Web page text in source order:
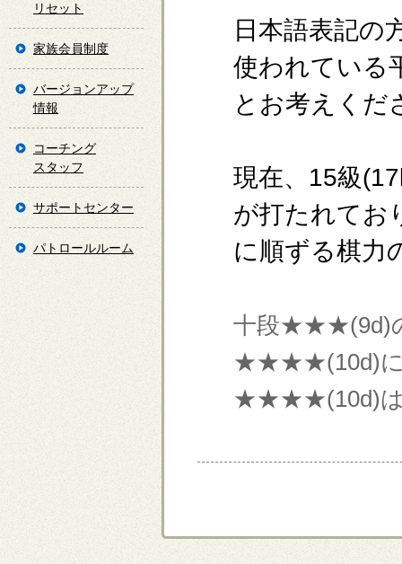
日本語表記の
使われている
とお考えくだ
現在、15級
が打たれてお
に順ずる棋力
十段★★★(9d)
★★★★(10d)に
★★★★(10d)は
リセット
家族会員制度
バージョンアップ
情報
コーチング
スタッフ
サポートセンター
パトロールルーム